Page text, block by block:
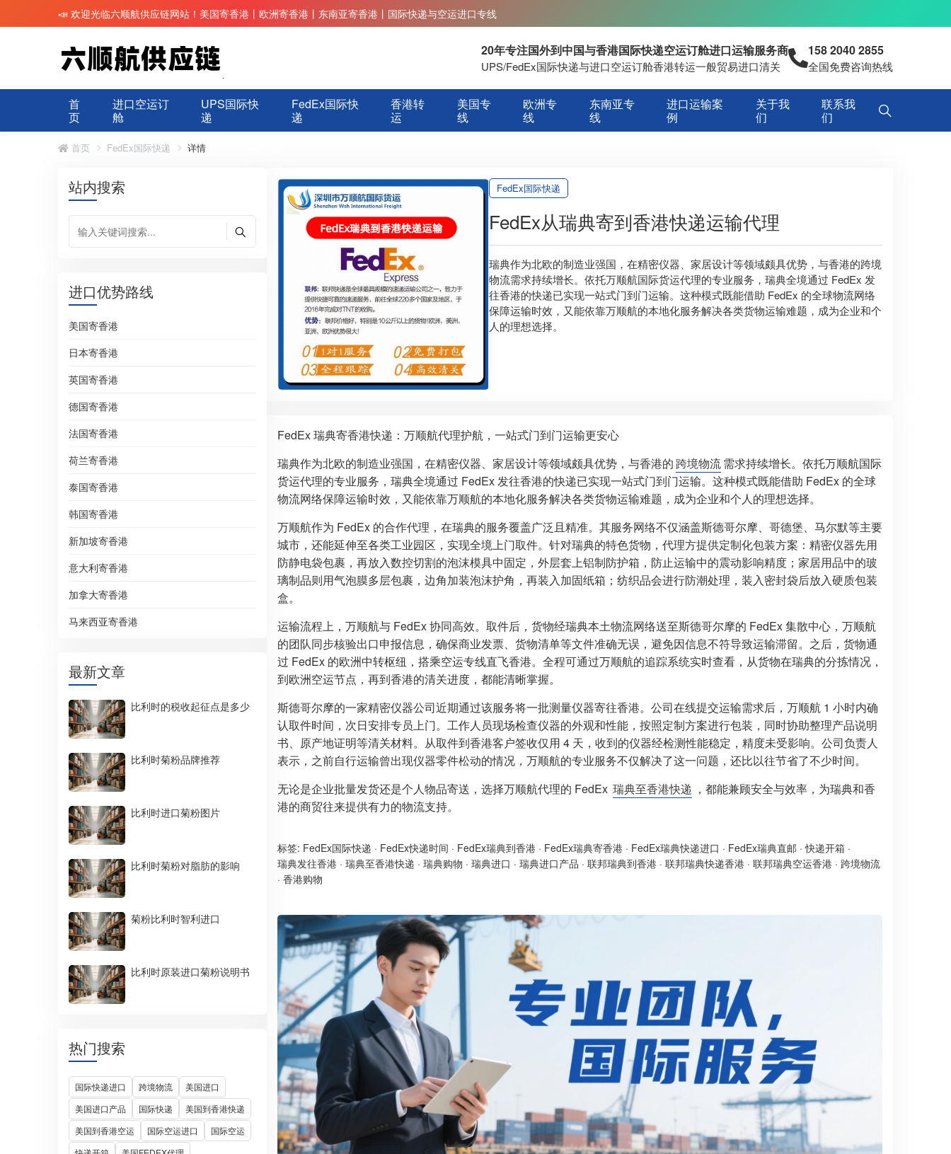
📣 欢迎光临六顺航供应链网站！美国寄香港丨欧洲寄香港丨东南亚寄香港丨国际快递与空运进口专线
20年专注国外到中国与香港国际快递空运订舱进口运输服务商
UPS/FedEx国际快递与进口空运订舱香港转运一般贸易进口清关
158 2040 2855
全国免费咨询热线
首
页
进口空运订
舱
UPS国际快
递
FedEx国际快
递
香港转
运
美国专
线
欧洲专
线
东南亚专
线
进口运输案
例
关于我
们
联系我
们
首页 FedEx国际快递 详情
站内搜索
进口优势路线
美国寄香港
日本寄香港
英国寄香港
德国寄香港
法国寄香港
荷兰寄香港
泰国寄香港
韩国寄香港
新加坡寄香港
意大利寄香港
加拿大寄香港
马来西亚寄香港
最新文章
比利时的税收起征点是多少
比利时菊粉品牌推荐
比利时进口菊粉图片
比利时菊粉对脂肪的影响
菊粉比利时智利进口
比利时原装进口菊粉说明书
热门搜索
国际快递进口 跨境物流
美国进口
美国进口产品
国际快递
美国到香港快递
美国到香港空运
国际空运进口
国际空运
FedEx国际快递
FedEx从瑞典寄到香港快递运输代理
瑞典作为北欧的制造业强国，在精密仪器、家居设计等领域颇具优势，与香港的跨境
物流需求持续增长。依托万顺航国际货运代理的专业服务，瑞典全境通过 FedEx 发
往香港的快递已实现一站式门到门运输。这种模式既能借助 FedEx 的全球物流网络
保障运输时效，又能依靠万顺航的本地化服务解决各类货物运输难题，成为企业和个
人的理想选择。
FedEx 瑞典寄香港快递：万顺航代理护航，一站式门到门运输更安心
瑞典作为北欧的制造业强国，在精密仪器、家居设计等领域颇具优势，与香港的 跨境物流需求持续增长。依托万顺航国际
货运代理的专业服务，瑞典全境通过 FedEx 发往香港的快递已实现一站式门到门运输。这种模式既能借助 FedEx 的全球
物流网络保障运输时效，又能依靠万顺航的本地化服务解决各类货物运输难题，成为企业和个人的理想选择。
万顺航作为 FedEx 的合作代理，在瑞典的服务覆盖广泛且精准。其服务网络不仅涵盖斯德哥尔摩、哥德堡、马尔默等主要
城市，还能延伸至各类工业园区，实现全境上门取件。针对瑞典的特色货物，代理方提供定制化包装方案：精密仪器先用
防静电袋包裹，再放入数控切割的泡沫模具中固定，外层套上铝制防护箱，防止运输中的震动影响精度；家居用品中的玻
璃制品则用气泡膜多层包裹，边角加装泡沫护角，再装入加固纸箱；纺织品会进行防潮处理，装入密封袋后放入硬质包装
盒。
运输流程上，万顺航与 FedEx 协同高效。取件后，货物经瑞典本土物流网络送至斯德哥尔摩的 FedEx 集散中心，万顺航
的团队同步核验出口申报信息，确保商业发票、货物清单等文件准确无误，避免因信息不符导致运输滞留。之后，货物通
过 FedEx 的欧洲中转枢纽，搭乘空运专线直飞香港。全程可通过万顺航的追踪系统实时查看，从货物在瑞典的分拣情况，
到欧洲空运节点，再到香港的清关进度，都能清晰掌握。
斯德哥尔摩的一家精密仪器公司近期通过该服务将一批测量仪器寄往香港。公司在线提交运输需求后，万顺航 1 小时内确
认取件时间，次日安排专员上门。工作人员现场检查仪器的外观和性能，按照定制方案进行包装，同时协助整理产品说明
书、原产地证明等清关材料。从取件到香港客户签收仅用 4 天，收到的仪器经检测性能稳定，精度未受影响。公司负责人
表示，之前自行运输曾出现仪器零件松动的情况，万顺航的专业服务不仅解决了这一问题，还比以往节省了不少时间。
无论是企业批量发货还是个人物品寄送，选择万顺航代理的 FedEx 瑞典至香港快递 ，都能兼顾安全与效率，为瑞典和香
港的商贸往来提供有力的物流支持。
标签: FedEx国际快递 · FedEx快递时间 · FedEx瑞典到香港 · FedEx瑞典寄香港 · FedEx瑞典快递进口 · FedEx瑞典直邮 ·快递开箱 ·
瑞典发往香港 · 瑞典至香港快递 · 瑞典购物 · 瑞典进口 · 瑞典进口产品 · 联邦瑞典到香港 · 联邦瑞典快递香港 · 联邦瑞典空运香港 · 跨境物流
· 香港购物